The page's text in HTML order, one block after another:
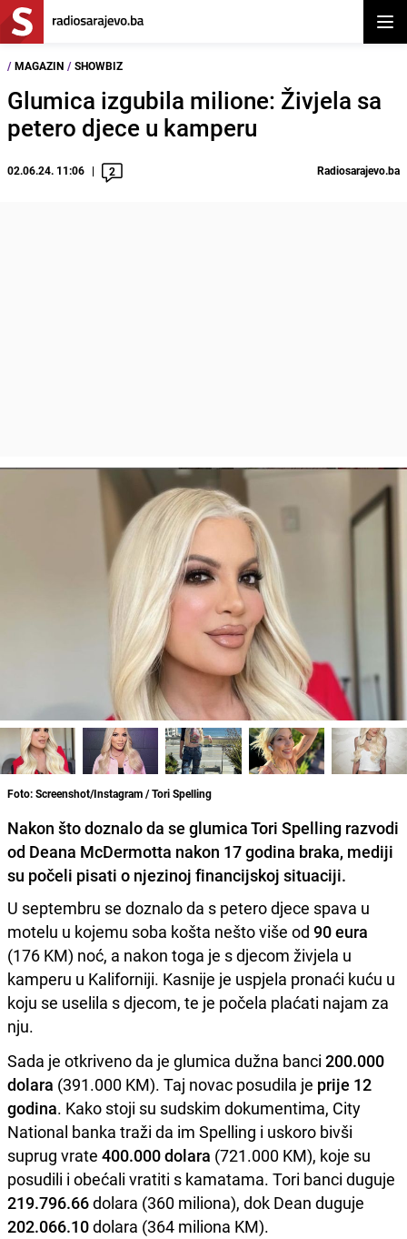
/ MAGAZIN / SHOWBIZ
Glumica izgubila milione: Živjela sa
petero djece u kamperu
02.06.24. 11:06 2 Radiosarajevo.ba
Foto: Screenshot/Instagram / Tori Spelling
Nakon što doznalo da se glumica Tori Spelling razvodi
od Deana McDermotta nakon 17 godina braka, mediji
su počeli pisati o njezinoj financijskoj situaciji.
U septembru se doznalo da s petero djece spava u
motelu u kojemu soba košta nešto više od 90 eura
(176 KM) noć, a nakon toga je s djecom živjela u
kamperu u Kaliforniji. Kasnije je uspjela pronaći kuću u
koju se uselila s djecom, te je počela plaćati najam za
nju.
Sada je otkriveno da je glumica dužna banci 200.000
dolara (391.000 KM). Taj novac posudila je prije 12
godina. Kako stoji su sudskim dokumentima, City
National banka traži da im Spelling i uskoro bivši
suprug vrate 400.000dolara (721.000 KM), koje su
posudili i obećali vratiti s kamatama. Tori banci duguje
219.796.66dolara (360 miliona), dok Dean duguje
202.066.10dolara (364 miliona KM).